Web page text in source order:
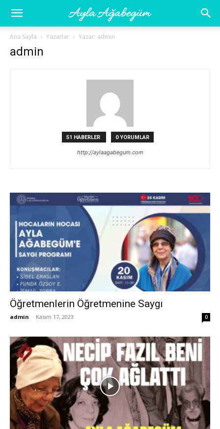
Ayla
Ağabegüm
Ana Sayfa Yazarlar Yazar: admin
admin
51 HABERLER 0 YORUMLAR
http://aylaagabegum.com
Öğretmenlerin Öğretmenine Saygı
admin - Kasım 17, 2023 0